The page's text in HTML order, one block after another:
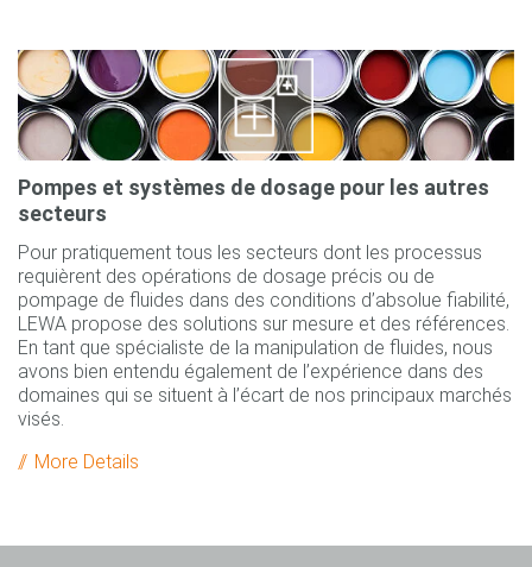
Pompes et systèmes de dosage pour les autres
secteurs
Pour pratiquement tous les secteurs dont les processus
requièrent des opérations de dosage précis ou de
pompage de fluides dans des conditions d’absolue fiabilité,
LEWA propose des solutions sur mesure et des références.
En tant que spécialiste de la manipulation de fluides, nous
avons bien entendu également de l’expérience dans des
domaines qui se situent à l’écart de nos principaux marchés
visés.
More Details